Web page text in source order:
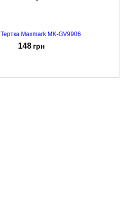
Тертка Maxmark MK-GV9906
148 грн